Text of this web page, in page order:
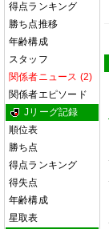
得点ランキング
勝ち点推移
年齢構成
スタッフ
関係者ニュース (2)
関係者エピソード
Jリーグ記録
順位表
勝ち点
得点ランキング
得失点
年齢構成
星取表